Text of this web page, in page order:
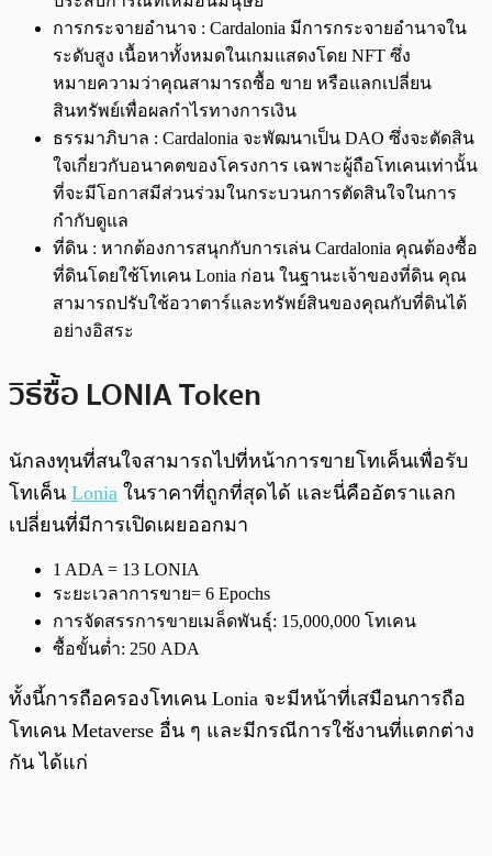
การกระจายอำนาจ : Cardalonia มีการกระจายอำนาจใน
ระดับสูง เนื้อหาทั้งหมดในเกมแสดงโดย NFT ซึ่ง
หมายความว่าคุณสามารถซื้อ ขาย หรือแลกเปลี่ยน
สินทรัพย์เพื่อผลกำไรทางการเงิน
ธรรมาภิบาล : Cardalonia จะพัฒนาเป็น DAO ซึ่งจะตัดสิน
ใจเกี่ยวกับอนาคตของโครงการ เฉพาะผู้ถือโทเคนเท่านั้น
ที่จะมีโอกาสมีส่วนร่วมในกระบวนการตัดสินใจในการ
กำกับดูแล
ที่ดิน : หากต้องการสนุกกับการเล่น Cardalonia คุณต้องซื้อ
ที่ดินโดยใช้โทเคน Lonia ก่อน ในฐานะเจ้าของที่ดิน คุณ
สามารถปรับใช้อวาตาร์และทรัพย์สินของคุณกับที่ดินได้
อย่างอิสระ
วิธีซื้อ LONIA Token
นักลงทุนที่สนใจสามารถไปที่หน้าการขายโทเค็นเพื่อรับ
โทเค็น Lonia ในราคาที่ถูกที่สุดได้ และนี่คืออัตราแลก
เปลี่ยนที่มีการเปิดเผยออกมา
1 ADA = 13 LONIA
ระยะเวลาการขาย= 6 Epochs
การจัดสรรการขายเมล็ดพันธุ์: 15,000,000 โทเคน
ซื้อขั้นต่ำ: 250 ADA
ทั้งนี้การถือครองโทเคน Lonia จะมีหน้าที่เสมือนการถือ
โทเคน Metaverse อื่น ๆ และมีกรณีการใช้งานที่แตกต่าง
กัน ได้แก่